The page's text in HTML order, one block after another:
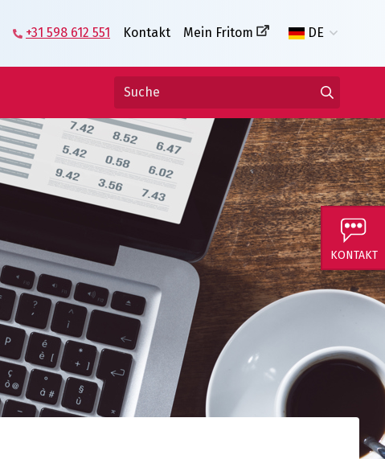
+31 598 612 551 Kontakt Mein Fritom DE
KONTAKT